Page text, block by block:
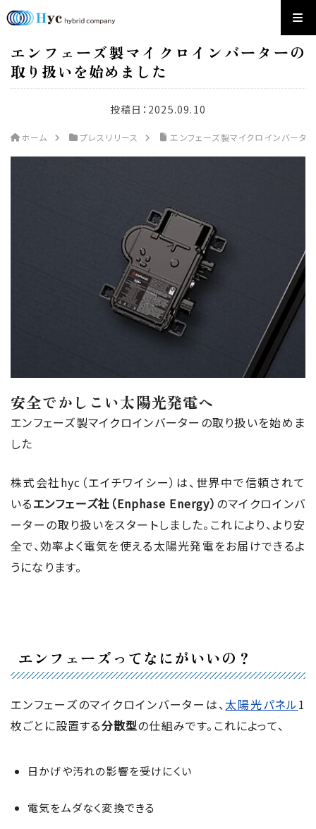
エンフェーズ製マイクロインバーターの
取り扱いを始めました
投稿日： 2025.09.10
ホーム プレスリリース エンフェーズ製マイクロインバータ
安全でかしこい太陽光発電へ
エンフェーズ製マイクロインバーターの取り扱いを始めま
した
株式会社hyc（エイチワイシー）は、世界中で信頼されて
いるエンフェーズ社（Enphase Energy） のマイクロインバ
ーターの取り扱いをスタートしました。これにより、より安
全で、効率よく電気を使える太陽光発電をお届けできるよ
うになります。
エンフェーズってなにがいいの？
エンフェーズのマイクロインバーターは、 太陽光パネル1
枚ごとに設置する分散型の仕組みです。これによって、
日かげや汚れの影響を受けにくい
電気をムダなく変換できる